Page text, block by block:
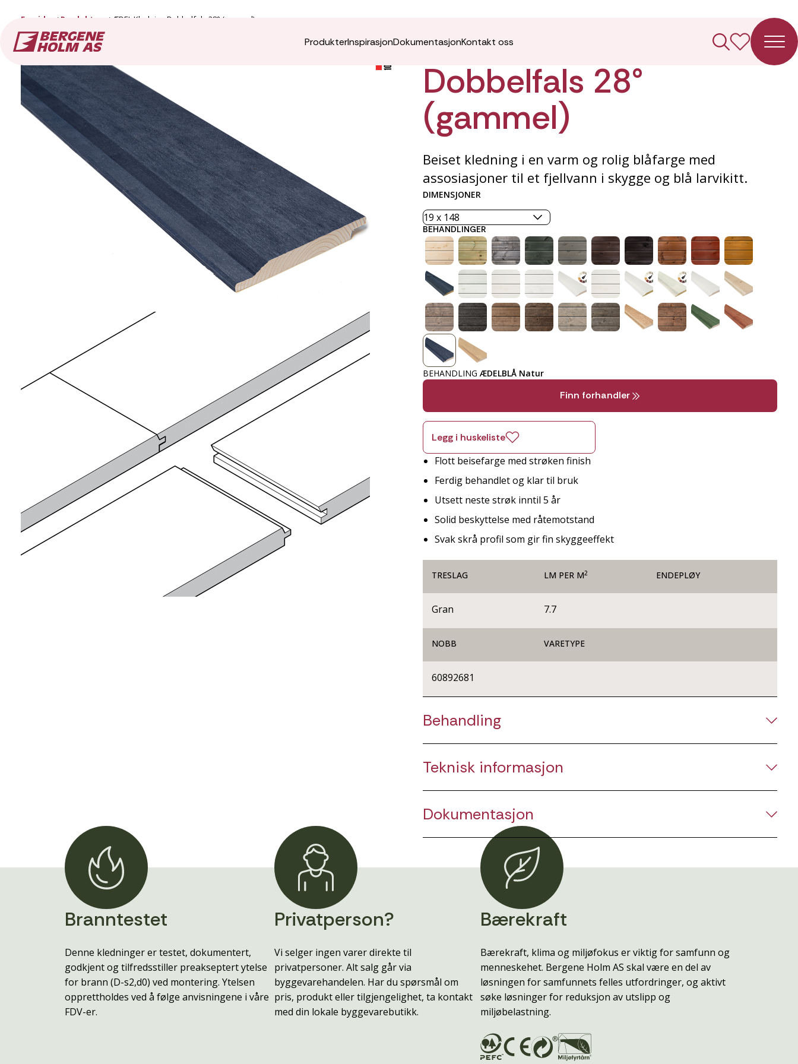
ProdukterInspirasjonDokumentasjonKontakt oss
Forside Produkter ÆDEL Kledning Dobbelfals 28° (gammel)
ÆDEL Kledning
Dobbelfals 28°
(gammel)
Beiset kledning i en varm og rolig blåfarge med
assosiasjoner til et fjellvann i skygge og blå larvikitt.
DIMENSJONER
BEHANDLINGER
BEHANDLING ÆDELBLÅ Natur
Finn forhandler
Legg i huskeliste
Flott beisefarge med strøken finish
Ferdig behandlet og klar til bruk
Utsett neste strøk inntil 5 år
Solid beskyttelse med råtemotstand
Svak skrå profil som gir fin skyggeeffekt
TRESLAG LM PER M2 ENDEPLØY
Gran 7.7
NOBB VARETYPE
60892681
Behandling
Teknisk informasjon
Dokumentasjon
Branntestet
Denne kledninger er testet, dokumentert,
godkjent og tilfredsstiller preakseptert ytelse
for brann (D-s2,d0) ved montering. Ytelsen
opprettholdes ved å følge anvisningene i våre
FDV-er.
Privatperson?
Vi selger ingen varer direkte til
privatpersoner. Alt salg går via
byggevarehandelen. Har du spørsmål om
pris, produkt eller tilgjengelighet, ta kontakt
med din lokale byggevarebutikk.
Bærekraft
Bærekraft, klima og miljøfokus er viktig for samfunn og
menneskehet. Bergene Holm AS skal være en del av
løsningen for samfunnets felles utfordringer, og aktivt
søke løsninger for reduksjon av utslipp og
miljøbelastning.